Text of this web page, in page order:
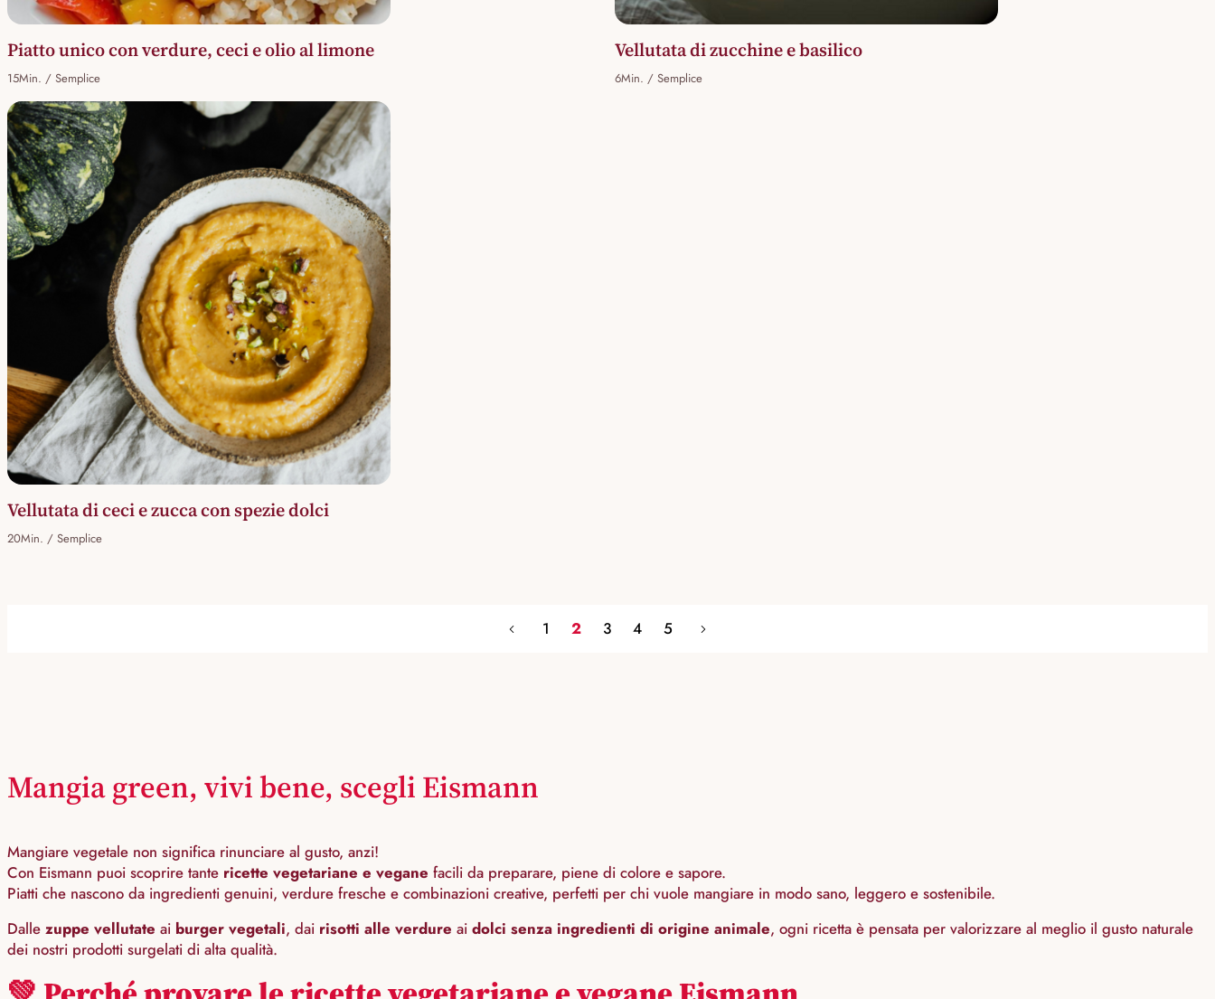
Piatto unico con verdure, ceci e olio al limone
15Min. / Semplice
Vellutata di zucchine e basilico
6Min. / Semplice
Vellutata di ceci e zucca con spezie dolci
20Min. / Semplice
1 2 3 4 5
Mangia green, vivi bene, scegli Eismann
Mangiare vegetale non significa rinunciare al gusto, anzi!
Con Eismann puoi scoprire tante ricette vegetariane e vegane facili da preparare, piene di colore e sapore.
Piatti che nascono da ingredienti genuini, verdure fresche e combinazioni creative, perfetti per chi vuole mangiare in modo sano, leggero e sostenibile.
Dalle zuppe vellutate ai burger vegetali, dai risotti alle verdure ai dolci senza ingredienti di origine animale, ogni ricetta è pensata per valorizzare al meglio il gusto naturale
dei nostri prodotti surgelati di alta qualità.